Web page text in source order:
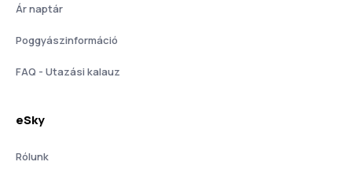
Ár naptár
Poggyászinformáció
FAQ - Utazási kalauz
eSky
Rólunk